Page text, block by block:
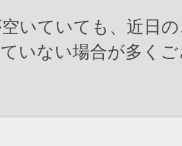
いていても、近日
いない場合が多く